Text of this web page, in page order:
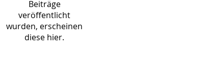
Beiträge
veröffentlicht
wurden, erscheinen
diese hier.